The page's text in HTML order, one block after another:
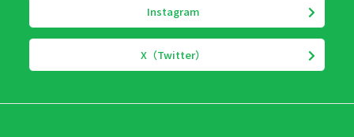
Instagram
X（Twitter）